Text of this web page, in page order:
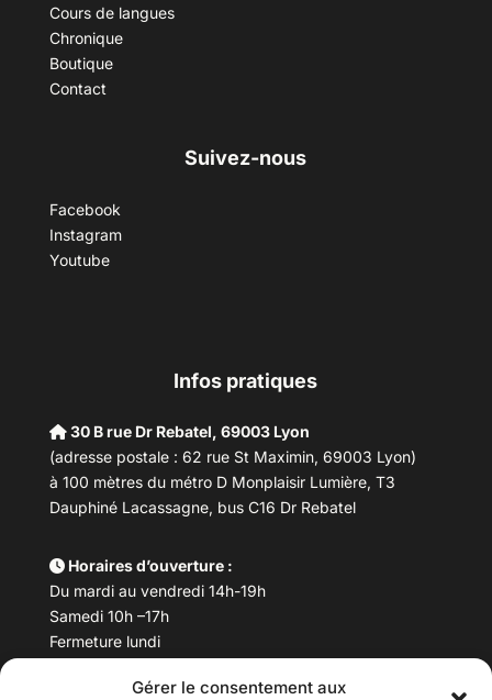
Gérer le consentement aux
Cours de langues
Chronique
Boutique
Contact
Suivez-nous
Facebook
Instagram
Youtube
Infos pratiques
30 B rue Dr Rebatel, 69003 Lyon
(adresse postale : 62 rue St Maximin, 69003 Lyon)
à 100 mètres du métro D Monplaisir Lumière, T3
Dauphiné Lacassagne, bus C16 Dr Rebatel
Horaires d’ouverture :
Du mardi au vendredi 14h-19h
Samedi 10h –17h
Fermeture lundi